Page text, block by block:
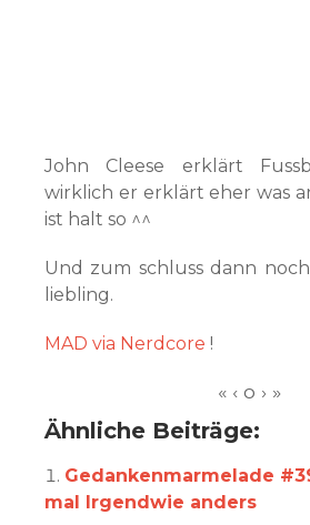
John Cleese erklärt
wirklich er erklärt eher was
ist halt so ^^
Und zum schluss dann
liebling.
MAD via Nerdcore !
Ähnliche Beiträge:
Gedankenmarmelade
mal Irgendwie anders